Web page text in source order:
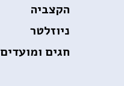
הקצביה
ניוזלטר
חגים ומועדים